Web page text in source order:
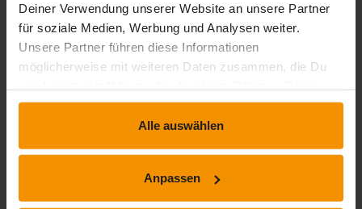
Deiner Verwendung unserer Website an unsere Partner
für soziale Medien, Werbung und Analysen weiter.
Unsere Partner führen diese Informationen
möglicherweise mit weiteren Daten zusammen, die Du
Nutzung der Dienste gesammelt haben.
Alle auswählen
Anpassen
Durchschnittliche Bewertungen
4,50
2 Bewertungen